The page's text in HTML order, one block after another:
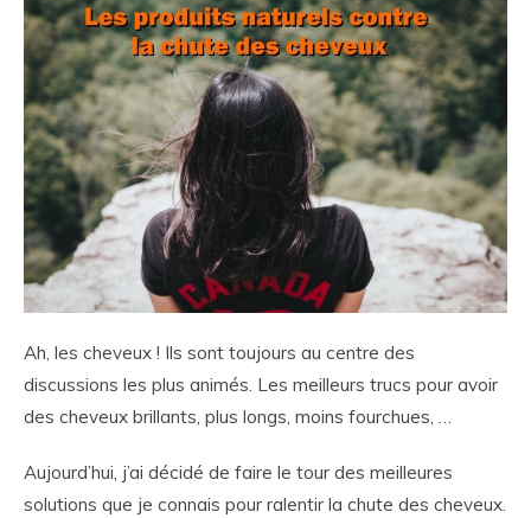
Ah, les cheveux ! Ils sont toujours au centre des
discussions les plus animés. Les meilleurs trucs pour avoir
des cheveux brillants, plus longs, moins fourchues, …
Aujourd’hui, j’ai décidé de faire le tour des meilleures
solutions que je connais pour ralentir la chute des cheveux.